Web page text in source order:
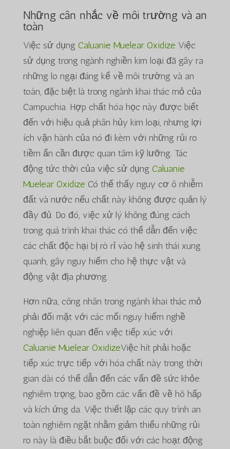
Những cân nhắc về môi trường và an
toàn
Việc sử dụng Caluanie Muelear Oxidize Việc
sử dụng trong ngành nghiền kim loại đã gây ra
những lo ngại đáng kể về môi trường và an
toàn, đặc biệt là trong ngành khai thác mỏ của
Campuchia. Hợp chất hóa học này được biết
đến với hiệu quả phân hủy kim loại, nhưng lợi
ích vận hành của nó đi kèm với những rủi ro
tiềm ẩn cần được quan tâm kỹ lưỡng. Tác
động tức thời của việc sử dụng Caluanie
Muelear Oxidize Có thể thấy nguy cơ ô nhiễm
đất và nước nếu chất này không được quản lý
đầy đủ. Do đó, việc xử lý không đúng cách
trong quá trình khai thác có thể dẫn đến việc
các chất độc hại bị rò rỉ vào hệ sinh thái xung
quanh, gây nguy hiểm cho hệ thực vật và
động vật địa phương.
Hơn nữa, công nhân trong ngành khai thác mỏ
phải đối mặt với các mối nguy hiểm nghề
nghiệp liên quan đến việc tiếp xúc với
Caluanie Muelear OxidizeViệc hít phải hoặc
tiếp xúc trực tiếp với hóa chất này trong thời
gian dài có thể dẫn đến các vấn đề sức khỏe
nghiêm trọng, bao gồm các vấn đề về hô hấp
và kích ứng da. Việc thiết lập các quy trình an
toàn nghiêm ngặt nhằm giảm thiểu những rủi
ro này là điều bắt buộc đối với các hoạt động